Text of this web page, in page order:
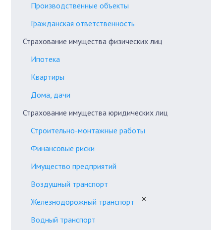
Производственные объекты
Гражданская ответственность
Страхование имущества физических лиц
Ипотека
Квартиры
Дома, дачи
Страхование имущества юридических лиц
Строительно-монтажные работы
Финансовые риски
Имущество предприятий
Воздушный транспорт
Железнодорожный транспорт
✕
Водный транспорт